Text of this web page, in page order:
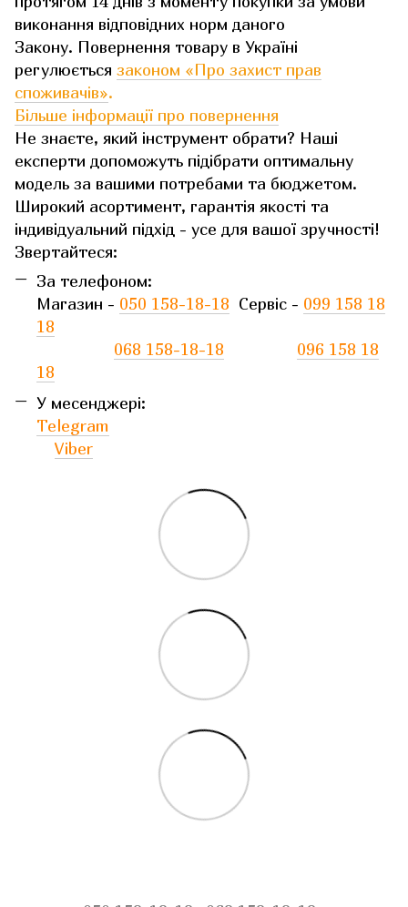
виконання відповідних норм даного
Закону. Повернення товару в Україні
регулюється законом «Про захист прав
споживачів».
Більше інформації про повернення
Не знаєте, який інструмент обрати? Наші
експерти допоможуть підібрати оптимальну
модель за вашими потребами та бюджетом.
Широкий асортимент, гарантія якості та
індивідуальний підхід - усе для вашої зручності!
Звертайтеся:
За телефоном:
Магазин - 050 158-18-18 Сервіс - 099 158 18
18
068 158-18-18
096 158 18
18
У месенджері:
Telegram
Viber